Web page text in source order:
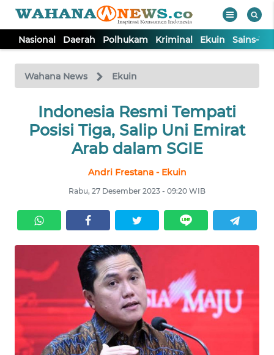
Nasional Daerah Polhukam Kriminal Ekuin Sains-
Wahana News Ekuin
Indonesia Resmi Tempati
Posisi Tiga, Salip Uni Emirat
Arab dalam SGIE
Andri Frestana - Ekuin
Rabu, 27 Desember 2023 - 09:20 WIB
TV
Tutup
NASIONAL
KRIMINAL
EKUIN
SAINS-TEKNO
KESEHATAN
INTERNASIONAL